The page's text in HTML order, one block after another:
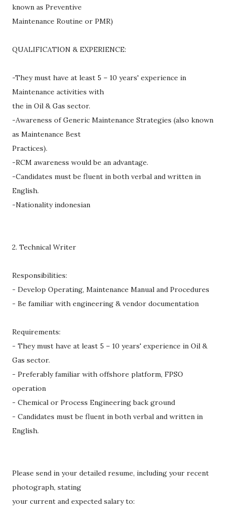
known as Preventive
Maintenance Routine or PMR)
QUALIFICATION & EXPERIENCE:
-They must have at least 5 – 10 years' experience in
Maintenance activities with
the in Oil & Gas sector.
-Awareness of Generic Maintenance Strategies (also known
as Maintenance Best
Practices).
-RCM awareness would be an advantage.
-Candidates must be fluent in both verbal and written in
English.
-Nationality indonesian
2. Technical Writer
Responsibilities:
- Develop Operating, Maintenance Manual and Procedures
- Be familiar with engineering & vendor documentation
Requirements:
- They must have at least 5 – 10 years' experience in Oil &
Gas sector.
- Preferably familiar with offshore platform, FPSO
operation
- Chemical or Process Engineering back ground
- Candidates must be fluent in both verbal and written in
English.
Please send in your detailed resume, including your recent
photograph, stating
your current and expected salary to: